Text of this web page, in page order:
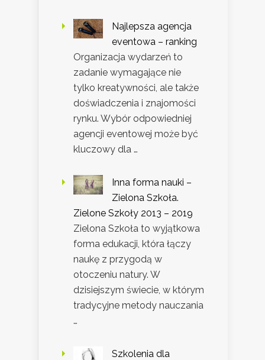
Najlepsza agencja
eventowa – ranking
Organizacja wydarzeń to
zadanie wymagające nie
tylko kreatywności, ale także
doświadczenia i znajomości
rynku. Wybór odpowiedniej
agencji eventowej może być
kluczowy dla …
Inna forma nauki –
Zielona Szkoła.
Zielone Szkoły 2013 – 2019
Zielona Szkoła to wyjątkowa
forma edukacji, która łączy
naukę z przygodą w
otoczeniu natury. W
dzisiejszym świecie, w którym
tradycyjne metody nauczania
…
Szkolenia dla